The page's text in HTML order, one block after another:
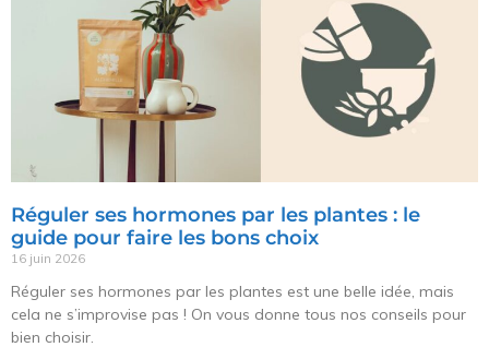
Réguler ses hormones par les plantes : le
guide pour faire les bons choix
16 juin 2026
Réguler ses hormones par les plantes est une belle idée, mais
cela ne s’improvise pas ! On vous donne tous nos conseils pour
bien choisir.